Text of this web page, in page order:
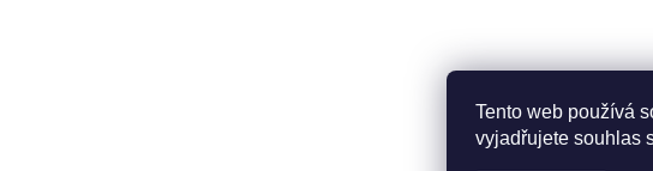
Tento web používá
vyjadřujete souhlas